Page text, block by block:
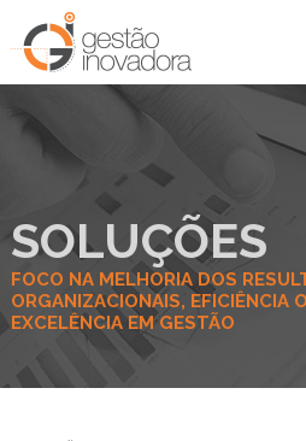
SOLUÇÕES
FOCO NA MELHORIA DOS
ORGANIZACIONAIS, EFICIÊNCIA
EXCELÊNCIA EM GESTÃO